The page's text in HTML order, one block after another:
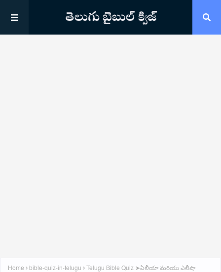
Home bible-quiz-in-telugu
Telugu Bible Quiz ➤ఏలీయా మరియు ఎలీషా